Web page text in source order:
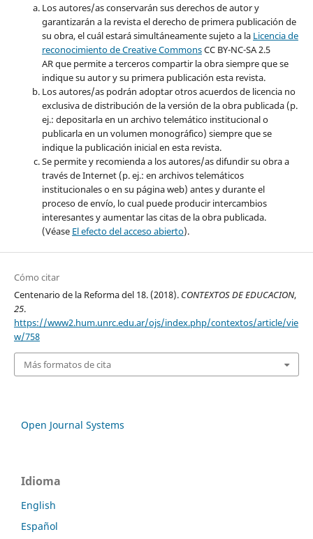
Los autores/as conservarán sus derechos de autor y
garantizarán a la revista el derecho de primera publicación de
su obra, el cuál estará simultáneamente sujeto a la Licencia de
reconocimiento de Creative CommonsCC BY-NC-SA 2.5
AR que permite a terceros compartir la obra siempre que se
indique su autor y su primera publicación esta revista.
Los autores/as podrán adoptar otros acuerdos de licencia no
exclusiva de distribución de la versión de la obra publicada (p.
ej.: depositarla en un archivo telemático institucional o
publicarla en un volumen monográfico) siempre que se
indique la publicación inicial en esta revista.
Se permite y recomienda a los autores/as difundir su obra a
través de Internet (p. ej.: en archivos telemáticos
institucionales o en su página web) antes y durante el
proceso de envío, lo cual puede producir intercambios
interesantes y aumentar las citas de la obra publicada.
(Véase El efecto del acceso abierto).
Cómo citar
Centenario de la Reforma del 18. (2018). CONTEXTOS DE EDUCACION,
25.
https://www2.hum.unrc.edu.ar/ojs/index.php/contextos/article/vie
w/758
Más formatos de cita
Open Journal Systems
Idioma
English
Español